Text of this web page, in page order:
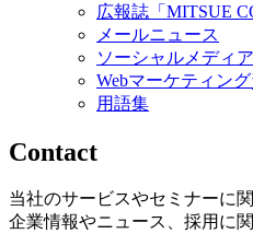
広報誌「MITSUE
メールニュース
ソーシャルメディ
Webマーケティン
用語集
Contact
当社のサービスやセミナーに
企業情報やニュース、採用に